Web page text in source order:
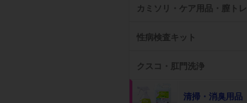
カミソリ・ケア用品・膣トレ
性病検査キット
クスコ・肛門洗浄
清掃・消臭用品